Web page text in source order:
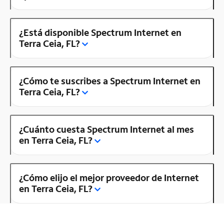
¿Está disponible Spectrum Internet en
Terra Ceia, FL?
¿Cómo te suscribes a Spectrum Internet en
Terra Ceia, FL?
¿Cuánto cuesta Spectrum Internet al mes
en Terra Ceia, FL?
¿Cómo elijo el mejor proveedor de Internet
en Terra Ceia, FL?